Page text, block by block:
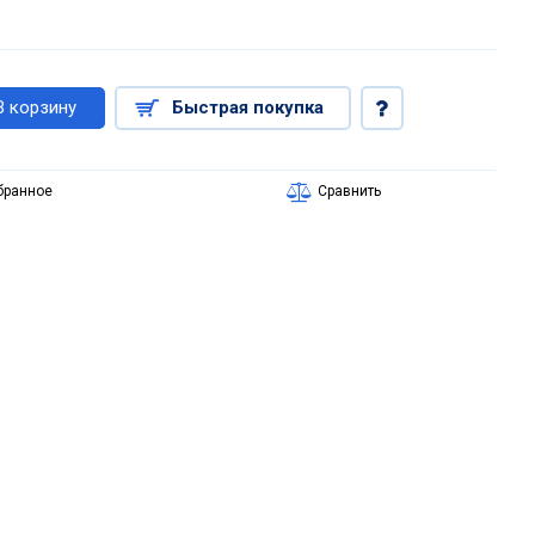
корзину Быстрая покупка
Сравнить